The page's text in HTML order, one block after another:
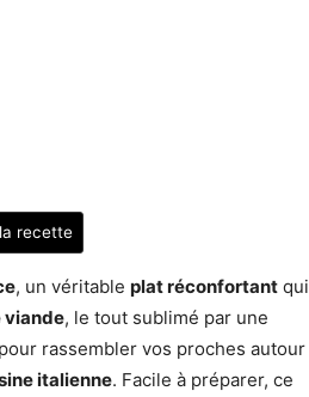
recette
, un véritable plat réconfortant qui
viande, le tout sublimé par une
rassembler vos proches autour
italienne. Facile à préparer, ce